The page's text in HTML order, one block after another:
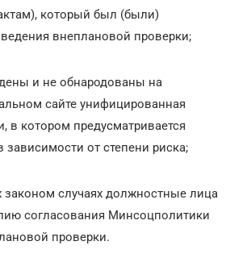
который был (были)
внеплановой проверки;
и не обнародованы на
сайте унифицированная
в котором предусматривается
зависимости от степени риска;
законом случаях должностные лица
согласования Минсоцполитики
проверки.